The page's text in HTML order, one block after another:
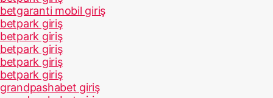
betgaranti mobil giriş
betpark giriş
betpark giriş
betpark giriş
betpark giriş
betpark giriş
grandpashabet giriş